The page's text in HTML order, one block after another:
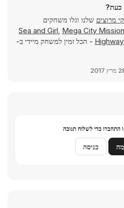
כעת?
מרוצים שלנו וגלו משחקים
Sea and Girl, Mega City
- הכל זמין למשחק מיידי ב-
2017
כדי לשלוח תגובה
כניסה